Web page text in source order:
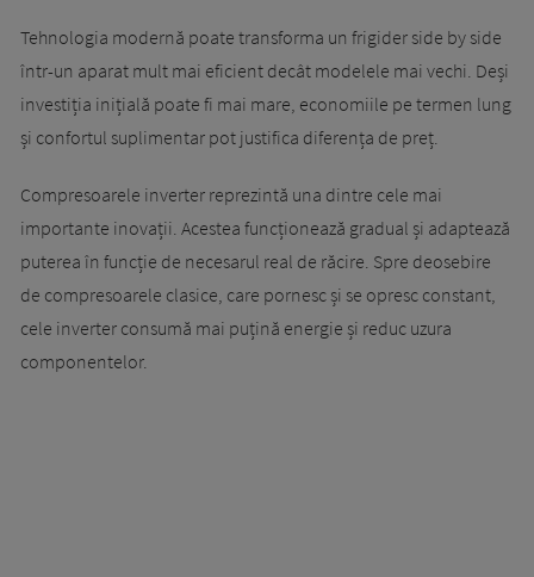
Tehnologia modernă poate transforma un frigider side by side
într-un aparat mult mai eficient decât modelele mai vechi. Deși
investiția inițială poate fi mai mare, economiile pe termen lung
și confortul suplimentar pot justifica diferența de preț.
Compresoarele inverter reprezintă una dintre cele mai
importante inovații. Acestea funcționează gradual și adaptează
puterea în funcție de necesarul real de răcire. Spre deosebire
de compresoarele clasice, care pornesc și se opresc constant,
cele inverter consumă mai puțină energie și reduc uzura
componentelor.